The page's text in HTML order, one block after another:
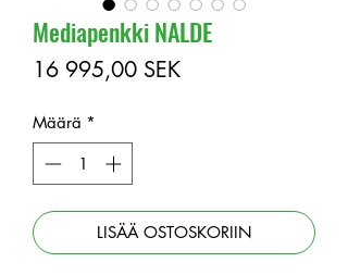
Mediapenkki NALDE
16 995,00 SEKHinta
Määrä *
LISÄÄ OSTOSKORIIN